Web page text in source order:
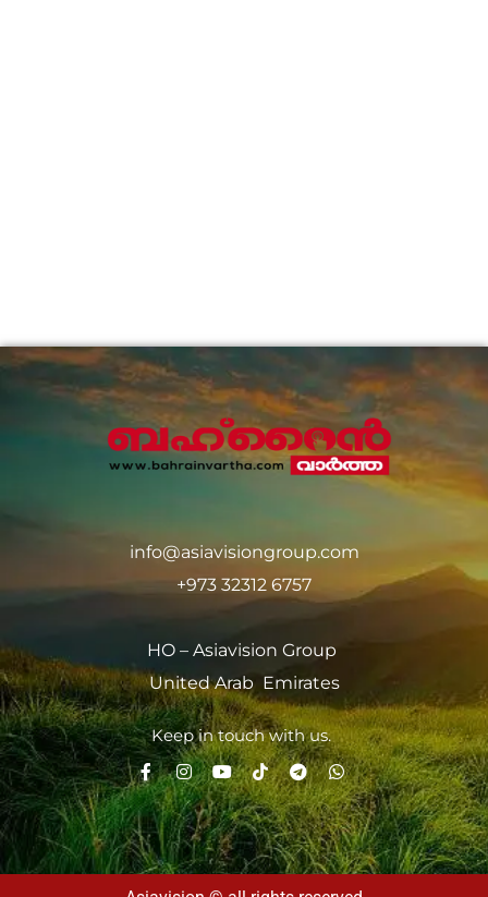
info@asiavisiongroup.com
+973 32312 6757
HO – Asiavision Group
United Arab Emirates
Keep in touch with us.